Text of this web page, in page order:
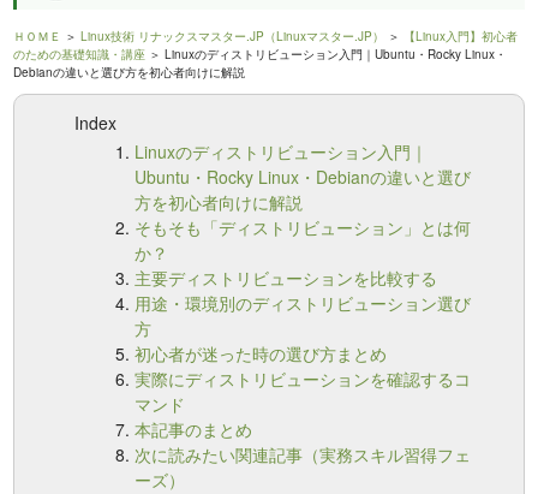
ＨＯＭＥ ＞Linux技術 リナックスマスター.JP（Linuxマスター.JP） ＞
【Linux入門】初心者
のための基礎知識・講座 ＞ Linuxのディストリビューション入門｜Ubuntu・Rocky Linux・
Debianの違いと選び方を初心者向けに解説
Index
Linuxのディストリビューション入門｜
Ubuntu・Rocky Linux・Debianの違いと選び
方を初心者向けに解説
そもそも「ディストリビューション」とは何
か？
主要ディストリビューションを比較する
用途・環境別のディストリビューション選び
方
初心者が迷った時の選び方まとめ
実際にディストリビューションを確認するコ
マンド
本記事のまとめ
次に読みたい関連記事（実務スキル習得フェ
ーズ）